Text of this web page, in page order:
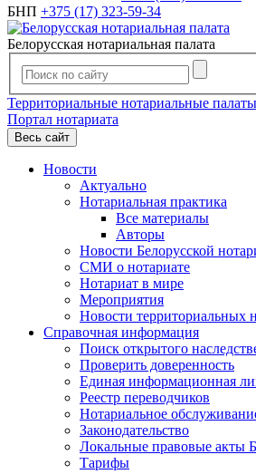
БНП +375 (17) 323-59-34
Белорусская нотариальная палата
Территориальные нотариальные палаты
Портал нотариата
Весь сайт
Новости
Актуально
Нотариальная практика
Все материалы
Авторы
Новости Белорусской
СМИ о нотариате
Нотариат в мире
Мероприятия
Новости территориальных
Справочная информация
Поиск открытого
Проверить доверенность
Единая информационная
Реестр переводчиков
Нотариальное
Законодательство
Локальные правовые акты
Тарифы